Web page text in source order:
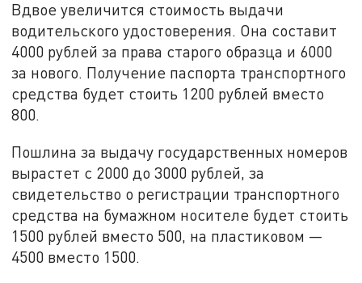
Вдвое увеличится стоимость выдачи
водительского удостоверения. Она составит
4000 рублей за права старого образца и 6000
за нового. Получение паспорта транспортного
средства будет стоить 1200 рублей вместо
800.
Пошлина за выдачу государственных номеров
вырастет с 2000 до 3000 рублей, за
свидетельство о регистрации транспортного
средства на бумажном носителе будет стоить
1500 рублей вместо 500, на пластиковом —
4500 вместо 1500.